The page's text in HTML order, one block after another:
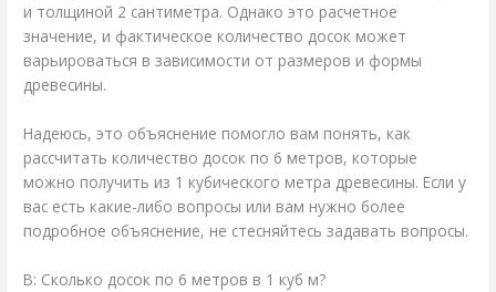
и толщиной 2 сантиметра. Однако это расчетное
значение, и фактическое количество досок может
варьироваться в зависимости от размеров и формы
древесины.
Надеюсь, это объяснение помогло вам понять, как
рассчитать количество досок по 6 метров, которые
можно получить из 1 кубического метра древесины. Если у
вас есть какие-либо вопросы или вам нужно более
подробное объяснение, не стесняйтесь задавать вопросы.
В: Сколько досок по 6 метров в 1 куб м?